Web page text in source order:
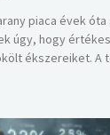
piaca évek
úgy, hogy
ékszereiket. A